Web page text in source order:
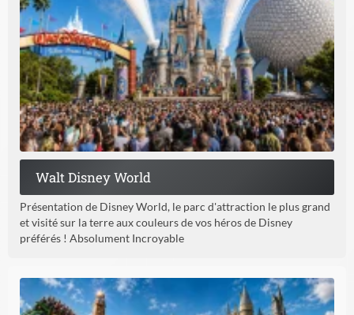
Walt Disney World
Présentation de Disney World, le parc d'attraction le plus grand
et visité sur la terre aux couleurs de vos héros de Disney
préférés ! Absolument Incroyable